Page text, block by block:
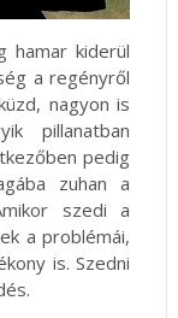
hamar kiderül
a regényről
nagyon is
pillanatban
pedig
zuhan a
szedi a
a problémái,
is. Szedni